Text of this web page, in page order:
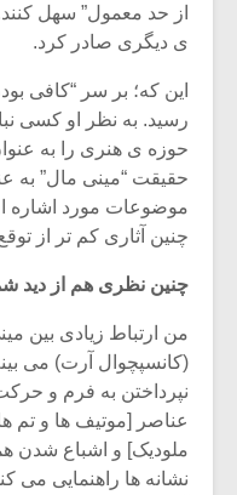
از حد معمول” سهل کنند.
ی دیگری صادر کرد.
این که؛ بر سر “کافی
رسید. به نظر او کسی
حوزه ی هنری را به
حقیقت “مینی مال” به
موضوعات مورد
چنین آثاری کم تر از
چنین نظری هم از دید
من ارتباط زیادی بین
(کانسپچوال آرت) می
نپرداختن به فرم و
عناصر [موتیف ها و تم
ملودیک] و اشباع شدن
نشانه ها راهنمایی می
میکلوش
متن
شیش و
اگر نمی
بدنام